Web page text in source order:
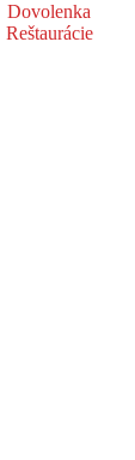
Dovolenka
Reštaurácie